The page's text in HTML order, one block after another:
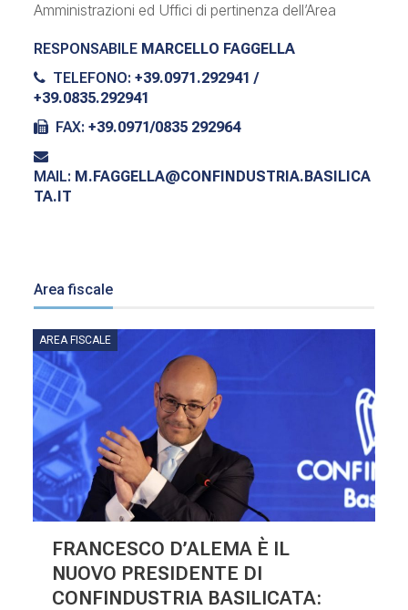
Amministrazioni ed Uffici di pertinenza dell’Area
RESPONSABILE MARCELLO FAGGELLA
TELEFONO: +39.0971.292941 /
+39.0835.292941
FAX: +39.0971/0835 292964
MAIL: M.FAGGELLA@CONFINDUSTRIA.BASILICA
TA.IT
Area fiscale
AREA FISCALE
FRANCESCO D’ALEMA È IL
NUOVO PRESIDENTE DI
CONFINDUSTRIA BASILICATA: